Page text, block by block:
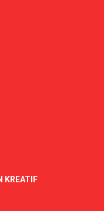
KREATIF